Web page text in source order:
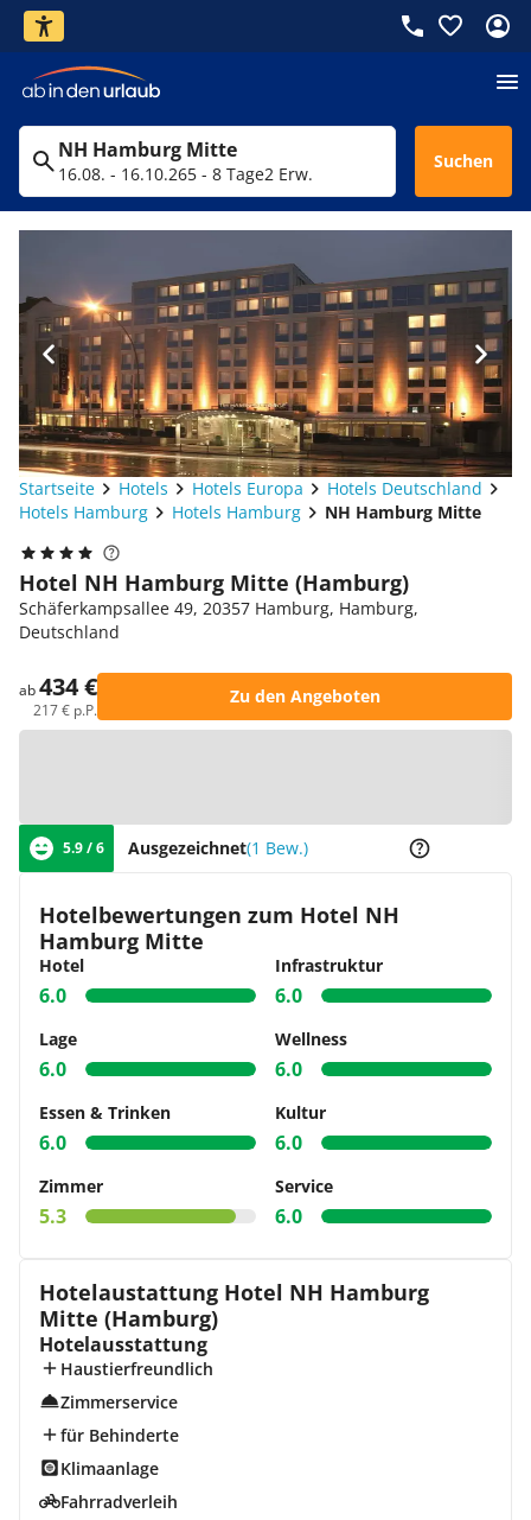
NH Hamburg Mitte
16.08. - 16.10.265 - 8 Tage2 Erw.
Suchen
Startseite Hotels Hotels Europa
Hotels Deutschland
Hotels Hamburg
Hotels Hamburg NH Hamburg Mitte
Hotel NH Hamburg Mitte (Hamburg)
Schäferkampsallee 49, 20357 Hamburg, Hamburg,
Deutschland
ab434 €
217 € p.P.
Zu den Angeboten
5.9 / 6 Ausgezeichnet(1 Bew.)
Hotelbewertungen zum Hotel NH
Hamburg Mitte
Hotel
6.0
Infrastruktur
6.0
Lage
6.0
Wellness
6.0
Essen & Trinken
6.0
Kultur
6.0
Zimmer
5.3
Service
6.0
Hotelaustattung Hotel NH Hamburg
Mitte (Hamburg)
Hotelausstattung
Haustierfreundlich
Zimmerservice
für Behinderte
Klimaanlage
Fahrradverleih